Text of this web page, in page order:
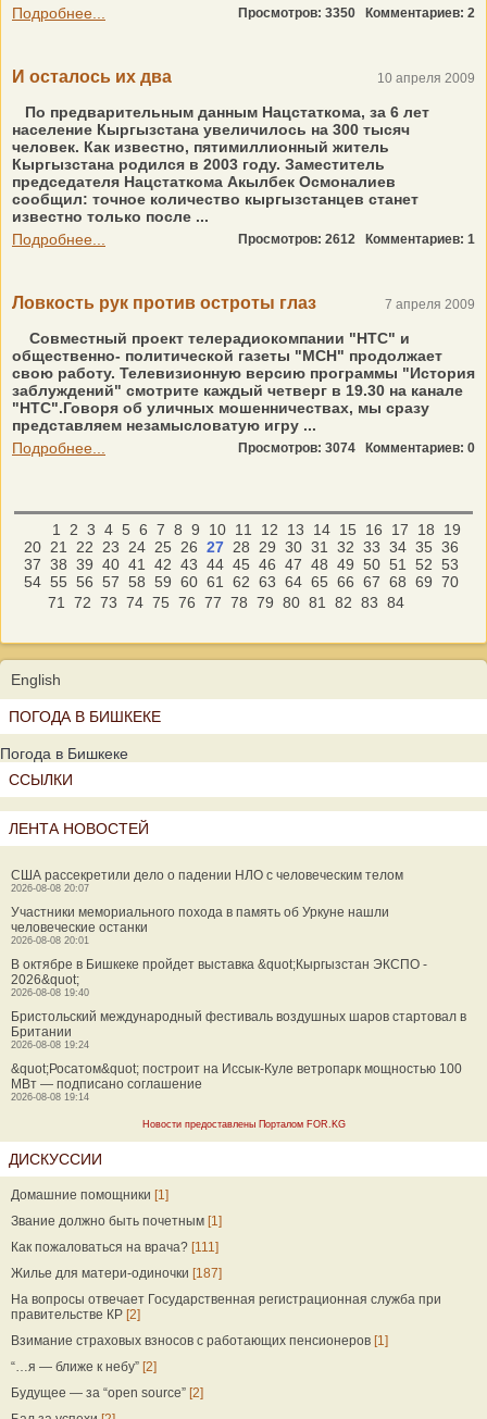
Подробнее...
Просмотров: 3350 Комментариев: 2
И осталось их два 10 апреля 2009
По предварительным данным Нацстаткома, за 6 лет
население Кыргызстана увеличилось на 300 тысяч
человек. Как известно, пятимиллионный житель
Кыргызстана родился в 2003 году. Заместитель
председателя Нацстаткома Акылбек Осмоналиев
сообщил: точное количество кыргызстанцев станет
известно только после ...
Подробнее...
Просмотров: 2612 Комментариев: 1
Ловкость рук против остроты глаз 7 апреля 2009
Совместный проект телерадиокомпании "НТС" и
общественно- политической газеты "МСН" продолжает
свою работу. Телевизионную версию программы "История
заблуждений" смотрите каждый четверг в 19.30 на канале
"НТС".Говоря об уличных мошенничествах, мы сразу
представляем незамысловатую игру ...
Подробнее...
Просмотров: 3074 Комментариев: 0
1 2 3 4 5 6 7 8 9 10 11 12 13 14 15 16 17 18
19
20 21 22 23 24 25 26 27 28 29 30 31 32 33 34 35 36
37 38 39 40 41 42 43 44 45 46 47 48 49 50 51 52 53
54 55 56 57 58 59 60 61 62 63 64 65 66 67 68 69 70
71
72 73 74 75 76 77 78 79 80 81 82 83 84
English
ПОГОДА В БИШКЕКЕ
Погода в Бишкеке
ССЫЛКИ
ЛЕНТА НОВОСТЕЙ
США рассекретили дело о падении НЛО с человеческим телом
2026-08-08 20:07
Участники мемориального похода в память об Уркуне нашли
человеческие останки
2026-08-08 20:01
В октябре в Бишкеке пройдет выставка &quot;Кыргызстан ЭКСПО -
2026&quot;
2026-08-08 19:40
Бристольский международный фестиваль воздушных шаров стартовал в
Британии
2026-08-08 19:24
&quot;Росатом&quot; построит на Иссык-Куле ветропарк мощностью 100
МВт — подписано соглашение
2026-08-08 19:14
Новости предоставлены Порталом FOR.KG
ДИСКУССИИ
Домашние помощники [1]
Звание должно быть почетным [1]
Как пожаловаться на врача? [111]
Жилье для матери-одиночки [187]
На вопросы отвечает Государственная регистрационная служба при
правительстве КР [2]
Взимание страховых взносов с работающих пенсионеров [1]
“…я — ближе к небу” [2]
Будущее — за “open source” [2]